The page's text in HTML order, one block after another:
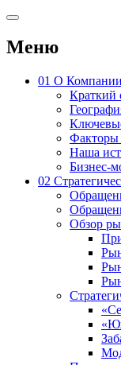
Меню
01 О Компании
Краткий
Факторы
Наша
Бизнес-
02
Обзор